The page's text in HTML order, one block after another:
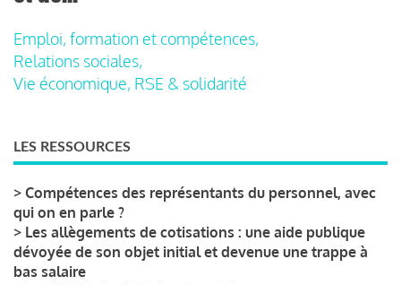
Emploi, formation et compétences,
Relations sociales,
Vie économique, RSE & solidarité
LES RESSOURCES
> Compétences des représentants du personnel, avec
qui on en parle ?
> Les allègements de cotisations : une aide publique
dévoyée de son objet initial et devenue une trappe à
bas salaire